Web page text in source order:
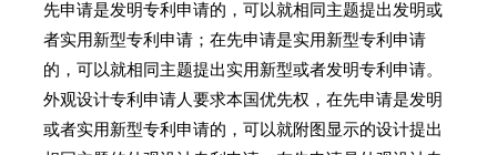
先申请是发明专利申请的，可以就相同主题提出发明或
者实用新型专利申请；在先申请是实用新型专利申请
的，可以就相同主题提出实用新型或者发明专利申请。
外观设计专利申请人要求本国优先权，在先申请是发明
或者实用新型专利申请的，可以就附图显示的设计提出